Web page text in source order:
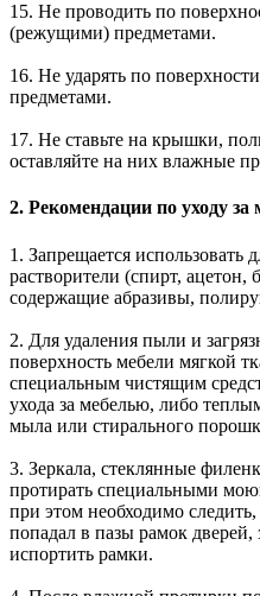
15. Не проводить по
(режущими) предметами.
16. Не ударять по
предметами.
17. Не ставьте на крышки,
оставляйте на них влажные
2. Рекомендации по уходу за
1. Запрещается использовать
растворители (спирт, ацетон,
содержащие абразивы,
2. Для удаления пыли и
поверхность мебели мягкой
специальным чистящим
ухода за мебелью, либо
мыла или стирального
3. Зеркала, стеклянные
протирать специальными
при этом необходимо
попадал в пазы рамок дверей,
испортить рамки.